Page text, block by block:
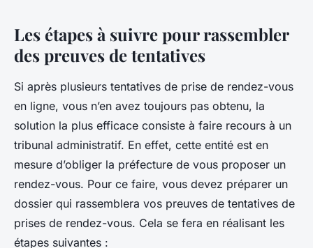
Les étapes à suivre pour rassembler
des preuves de tentatives
Si après plusieurs tentatives de prise de rendez-vous
en ligne, vous n’en avez toujours pas obtenu, la
solution la plus efficace consiste à faire recours à un
tribunal administratif. En effet, cette entité est en
mesure d’obliger la préfecture de vous proposer un
rendez-vous. Pour ce faire, vous devez préparer un
dossier qui rassemblera vos preuves de tentatives de
prises de rendez-vous. Cela se fera en réalisant les
étapes suivantes :